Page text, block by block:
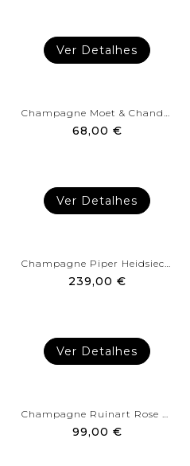
Ver Detalhes
Champagne Moet & Chandon Ice
68,00 €
Ver Detalhes
Champagne Piper Heidsieck...
239,00 €
Ver Detalhes
Champagne Ruinart Rose Brut
99,00 €